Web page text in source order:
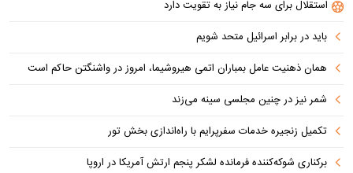
استقلال برای سه جام نیاز به تقویت دارد
باید در برابر اسرائیل متحد شویم
همان ذهنیت عامل بمباران اتمی هیروشیما، امروز در واشنگتن حاکم است
شمر نیز در چنین مجلسی سینه می‌زند
تکمیل زنجیره خدمات سفرپرایم با راه‌اندازی بخش تور
برکناری شوکه‌کننده فرمانده لشکر پنجم ارتش آمریکا در اروپا